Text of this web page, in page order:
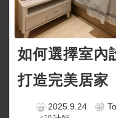
如何選擇室內
打造完美居家
2025.9.24